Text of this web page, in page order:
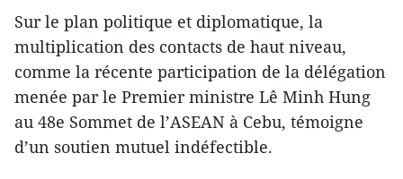
Sur le plan politique et diplomatique, la
multiplication des contacts de haut niveau,
comme la récente participation de la délégation
menée par le Premier ministre Lê Minh Hung
au 48e Sommet de l’ASEAN à Cebu, témoigne
d’un soutien mutuel indéfectible.